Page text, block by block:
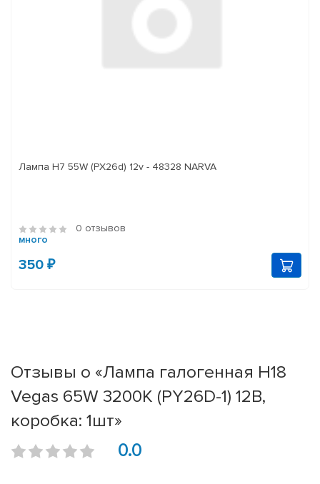
Лампа H7 55W (PX26d) 12v - 48328 NARVA
0 отзывов
много
350 ₽
Отзывы о «Лампа галогенная H18
Vegas 65W 3200K (PY26D-1) 12В,
коробка: 1шт»
0.0